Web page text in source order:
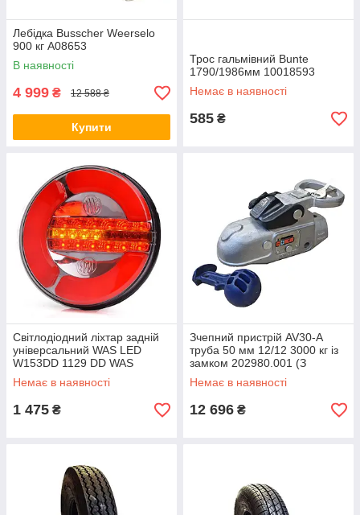
Лебідка Busscher Weerselo
900 кг A08653
В наявності
4 999 ₴ 12 588 ₴
Купити
Трос гальмівний Bunte
1790/1986мм 10018593
Немає в наявності
585 ₴
Світлодіодний ліхтар задній
універсальний WAS LED
W153DD 1129 DD WAS
Немає в наявності
1 475 ₴
Зчепний пристрій AV30-A
труба 50 мм 12/12 3000 кг із
замком 202980.001 (З
дефектом)
Немає в наявності
12 696 ₴